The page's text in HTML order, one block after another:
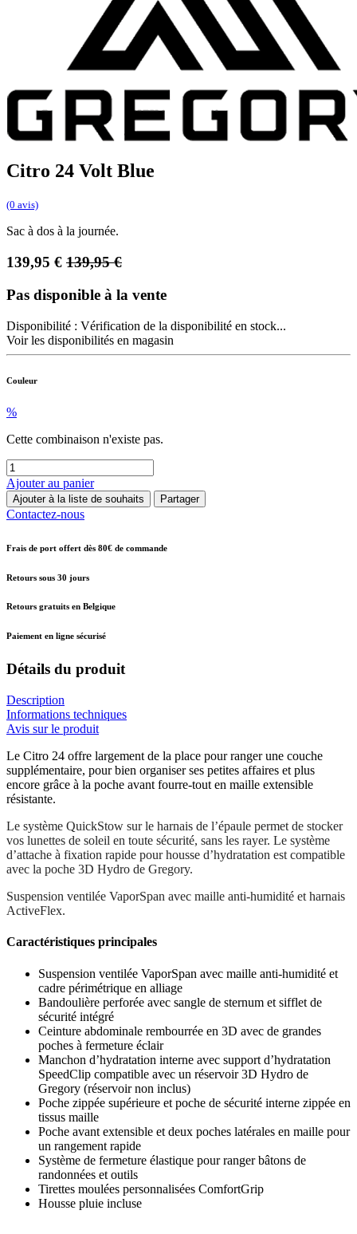
Citro 24 Volt Blue
(0 avis)
Sac à dos à la journée.
139,95 € 139,95€
Pas disponible à la vente
Disponibilité : Vérification de la disponibilité en stock...
Voir les disponibilités en magasin
Couleur
%
Cette combinaison n'existe pas.
Ajouter au panier
Ajouter à la liste de souhaits Partager
Contactez-nous
Frais de port offert dès 80€ de commande
Retours sous 30 jours
Retours gratuits en Belgique
Paiement en ligne sécurisé
Détails du produit
Description
Informations techniques
Avis sur le produit
​Le Citro 24 offre largement de la place pour ranger une couche
supplémentaire, pour bien organiser ses petites affaires et plus
encore grâce à la poche avant fourre-tout en maille extensible
résistante.
Le système QuickStow sur le harnais de l’épaule permet de stocker
vos lunettes de soleil en toute sécurité, sans les rayer. Le système
d’attache à fixation rapide pour housse d’hydratation est compatible
avec la poche 3D Hydro de Gregory.
Suspension ventilée VaporSpan avec maille anti-humidité et harnais
ActiveFlex.
Caractéristiques principales
Suspension ventilée VaporSpan avec maille anti-humidité et
cadre périmétrique en alliage
Bandoulière perforée avec sangle de sternum et sifflet de
sécurité intégré
Ceinture abdominale rembourrée en 3D avec de grandes
poches à fermeture éclair
Manchon d’hydratation interne avec support d’hydratation
SpeedClip compatible avec un réservoir 3D Hydro de
Gregory (réservoir non inclus)
Poche zippée supérieure et poche de sécurité interne zippée en
tissus maille
Poche avant extensible et deux poches latérales en maille pour
un rangement rapide
Système de fermeture élastique pour ranger bâtons de
randonnées et outils
Tirettes moulées personnalisées ComfortGrip
Housse pluie incluse